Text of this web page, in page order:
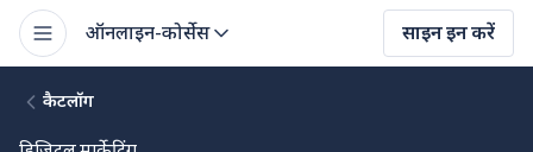
ऑनलाइन-कोर्सेस साइन इन करें
कैटलॉग